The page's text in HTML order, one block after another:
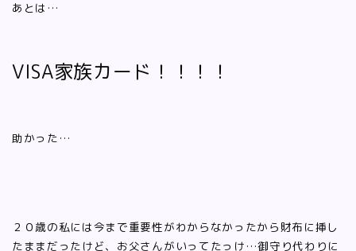
あとは…
VISA家族カード！！！！
助かった…
２０歳の私には今まで重要性がわからなかったから財布に挿し
たままだったけど、お父さんがいってたっけ…御守り代わりに